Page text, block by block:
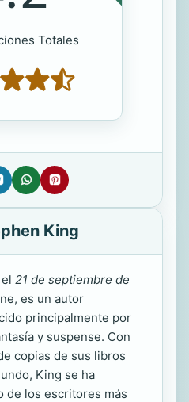
Totales
King
21 de septiembre de
es un autor
principalmente por
y suspense. Con
copias de sus libros
King se ha
de los escritores más